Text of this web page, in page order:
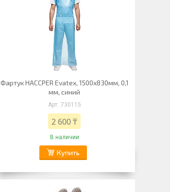
Фартук HACCPER Evatex, 1500х830мм, 0,1
мм, синий
730115
2 600 ₸
В наличии
Купить